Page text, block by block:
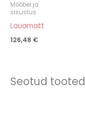
Mööbel ja
sisustus
Lauamatt
126,48 €
Seotud tooted